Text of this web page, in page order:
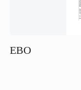
EBO